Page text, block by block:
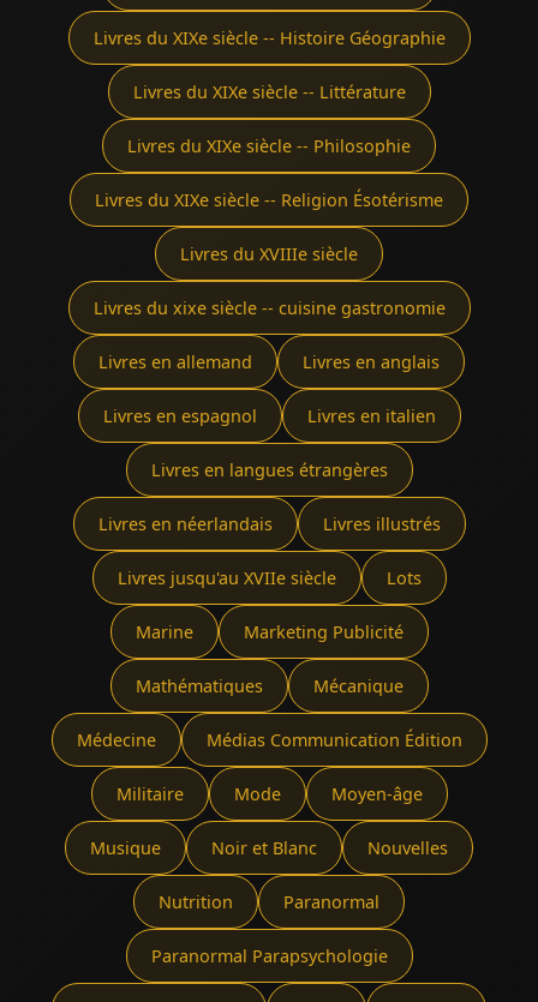
Livres du XIXe siècle -- Histoire Géographie
Livres du XIXe siècle -- Littérature
Livres du XIXe siècle -- Philosophie
Livres du XIXe siècle -- Religion Ésotérisme
Livres du XVIIIe siècle
Livres du xixe siècle -- cuisine gastronomie
Livres en allemand Livres en anglais
Livres en espagnol Livres en italien
Livres en langues étrangères
Livres en néerlandais Livres illustrés
Livres jusqu'au XVIIe siècle Lots
Marine Marketing Publicité
Mathématiques Mécanique
Médecine Médias Communication Édition
Militaire Mode Moyen-âge
Musique Noir et Blanc Nouvelles
Nutrition Paranormal
Paranormal Parapsychologie